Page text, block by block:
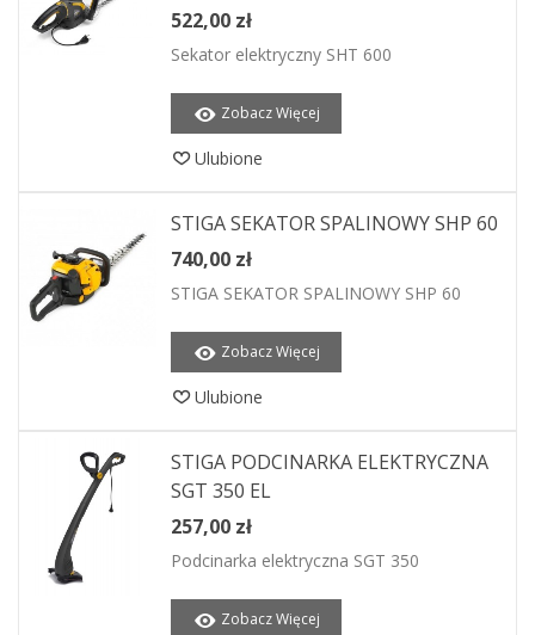
522,00 zł
Sekator elektryczny SHT 600
Zobacz Więcej
Ulubione
STIGA SEKATOR SPALINOWY SHP 60
740,00 zł
STIGA SEKATOR SPALINOWY SHP 60
Zobacz Więcej
Ulubione
STIGA PODCINARKA ELEKTRYCZNA
SGT 350 EL
257,00 zł
Podcinarka elektryczna SGT 350
Zobacz Więcej